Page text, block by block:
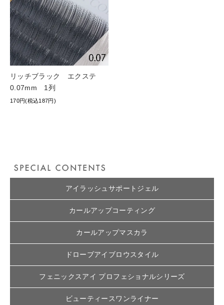
リッチブラック エクステ
0.07mm 1列
170円(税込187円)
アイラッシュサポートジェル
カールアップコーティング
カールアップマスカラ
ドローブアイブロウスタイル
フェニックスアイ プロフェショナルシリーズ
ビューティースワンライナー